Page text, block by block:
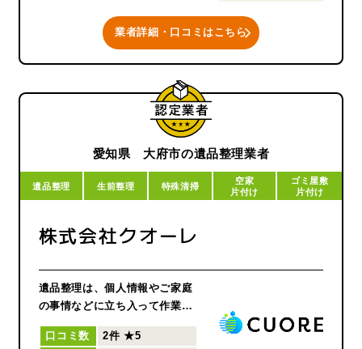
「安心して頼める遺品整理」を
目指して日々業務にあたってお
いことも多いかと思いますの
で、ゆっくりご相談をしながら
丁寧に作業を行わせていただき
業者詳細・口コミはこちら
愛知県 大府市の遺品整理業者
遺品整理 生前整理 特殊清掃
空家
片付け
ゴミ屋敷
片付け
株式会社クオーレ
遺品整理は、個人情報やご家庭
の事情などに立ち入って作業す
ることもあり、安心しておまか
せいただけるようスタッフ全員
口コミ数 2件 ★5